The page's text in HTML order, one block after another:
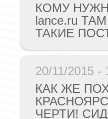
КОМУ
lance.ru
ТАКИЕ
20/11/2015 -
КАК ЖЕ
ЧЕРТИ!